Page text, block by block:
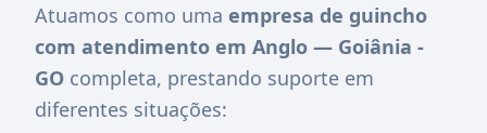
Atuamos como uma empresa de guincho
com atendimento em Anglo — Goiânia -
GO completa, prestando suporte em
diferentes situações: